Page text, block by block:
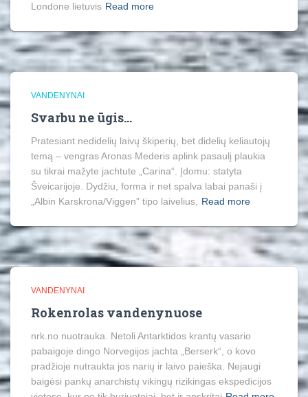
Londone lietuvis Read more
VANDENYNAI
Svarbu ne ūgis…
Pratesiant nedidelių laivų škiperių, bet didelių keliautojų
temą – vengras Aronas Mederis aplink pasaulį plaukia
su tikrai mažyte jachtute „Carina“. Įdomu: statyta
Šveicarijoje. Dydžiu, forma ir net spalva labai panaši į
„Albin Karskrona/Viggen” tipo laivelius,
Read more
VANDENYNAI
Rokenrolas vandenynuose
nrk.no nuotrauka. Netoli Antarktidos krantų vasario
pabaigoje dingo Norvegijos jachta „Berserk“, o kovo
pradžioje nutraukta jos narių ir laivo paieška. Nejaugi
baigėsi pankų anarchistų vikingų rizikingas ekspedicijos